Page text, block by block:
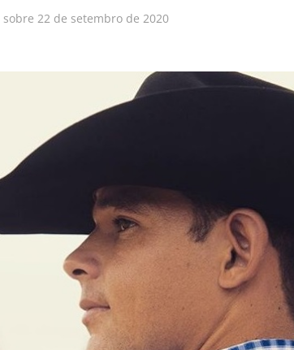
sobre 22 de setembro de 2020